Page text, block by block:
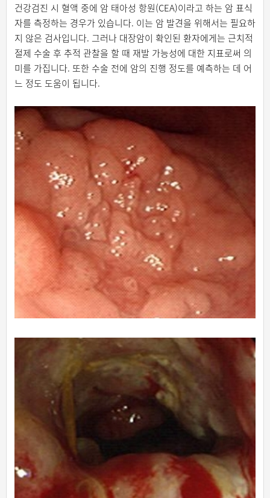
건강검진 시 혈액 중에 암 태아성 항원(CEA)이라고 하는 암 표식
자를 측정하는 경우가 있습니다. 이는 암 발견을 위해서는 필요하
지 않은 검사입니다. 그러나 대장암이 확인된 환자에게는 근치적
절제 수술 후 추적 관찰을 할 때 재발 가능성에 대한 지표로써 의
미를 가집니다. 또한 수술 전에 암의 진행 정도를 예측하는 데 어
느 정도 도움이 됩니다.